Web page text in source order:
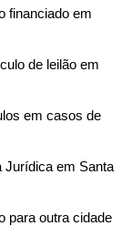
financiado em
de leilão em
em casos de
Jurídica em Santa
para outra cidade